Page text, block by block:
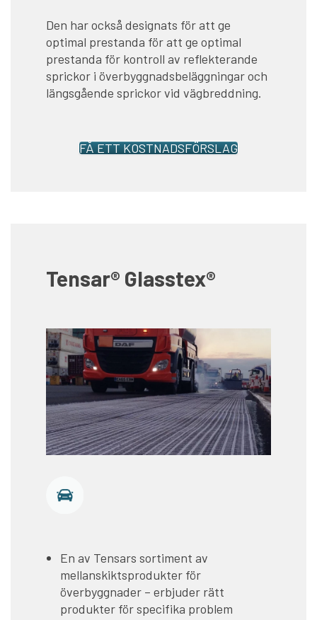
Den har också designats för att ge
optimal prestanda för att ge optimal
prestanda för kontroll av reflekterande
sprickor i överbyggnadsbeläggningar och
längsgående sprickor vid vägbreddning.
FÅ ETT KOSTNADSFÖRSLAG
Tensar® Glasstex®
En av Tensars sortiment av
mellanskiktsprodukter för
överbyggnader – erbjuder rätt
produkter för specifika problem